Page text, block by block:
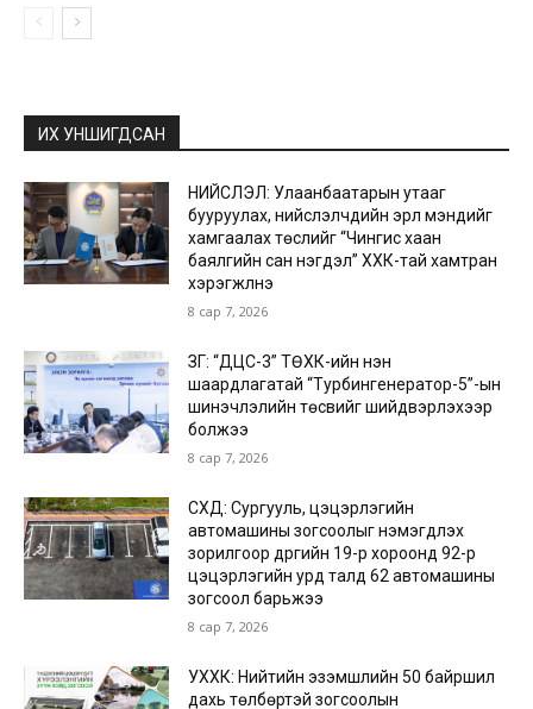
ИХ УНШИГДСАН
НИЙСЛЭЛ: Улаанбаатарын утааг
бууруулах, нийслэлчүүдийн эрүүл мэндийг
хамгаалах төслийг “Чингис хаан
баялгийн сан нэгдэл” ХХК-тай хамтран
хэрэгжүүлнэ
8 сар 7, 2026
ЗГ: “ДЦС-3” ТӨХК-ийн нэн
шаардлагатай “Турбингенератор-5”-ын
шинэчлэлийн төсвийг шийдвэрлэхээр
болжээ
8 сар 7, 2026
СХД: Сургууль, цэцэрлэгийн
автомашины зогсоолыг нэмэгдүүлэх
зорилгоор дүүргийн 19-р хороонд 92-р
цэцэрлэгийн урд талд 62 автомашины
зогсоол барьжээ
8 сар 7, 2026
УХХК: Нийтийн эзэмшлийн 50 байршил
дахь төлбөртэй зогсоолын